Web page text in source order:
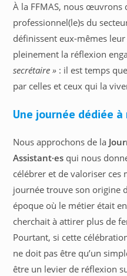
À la FFMAS, nous œuvrons
professionnel(le)s du
définissent eux-mêmes
pleinement la réflexion
secrétaire » : il est temps
par celles et ceux qui la
Une journée dédiée à
Nous approchons de la
Assistant·es qui nous
célébrer et de valoriser ces
journée trouve son origine
époque où le métier était
cherchait à attirer plus de
Pourtant, si cette
ne doit pas être qu’un
être un levier de réflexion